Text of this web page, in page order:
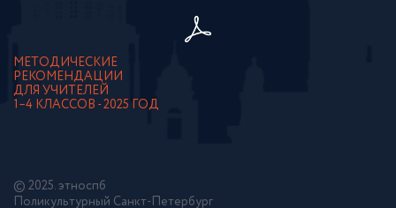
МЕТОДИЧЕСКИЕ
РЕКОМЕНДАЦИИ
ДЛЯ УЧИТЕЛЕЙ
1–4 КЛАССОВ - 2025 ГОД
© 2025. этноспб
Поликультурный Санкт-Петербург